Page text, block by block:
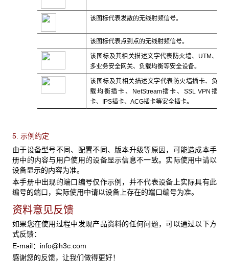
该图标代表发散的无线射频信号。
该图标代表点到点的无线射频信号。
该图标及其相关描述文字代表防火墙、UTM、
多业务安全网关、负载均衡等安全设备。
该图标及其相关描述文字代表防火墙插卡、负
载均衡插卡、NetStream插卡、SSL VPN插
卡、IPS插卡、ACG插卡等安全插卡。
5. 示例约定
由于设备型号不同、配置不同、版本升级等原因，可能造成本手
册中的内容与用户使用的设备显示信息不一致。实际使用中请以
设备显示的内容为准。
本手册中出现的端口编号仅作示例，并不代表设备上实际具有此
编号的端口，实际使用中请以设备上存在的端口编号为准。
资料意见反馈
如果您在使用过程中发现产品资料的任何问题，可以通过以下方
式反馈：
E-mail： info@h3c.com
感谢您的反馈，让我们做得更好！